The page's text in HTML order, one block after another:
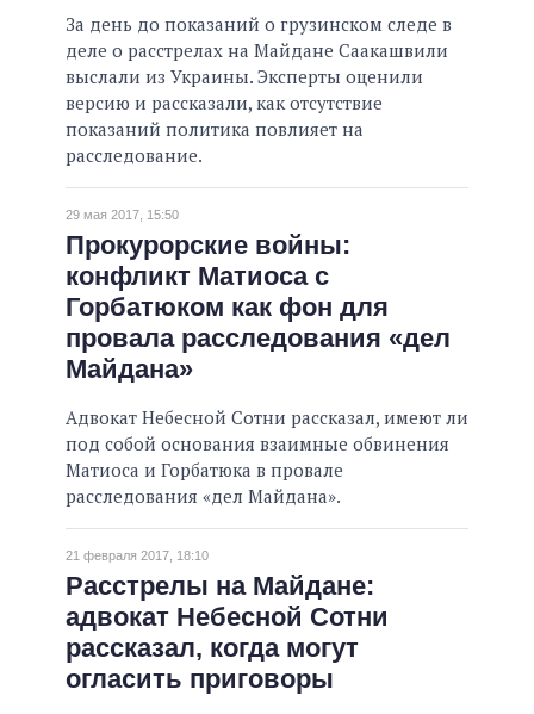
За день до показаний о грузинском следе в
деле о расстрелах на Майдане Саакашвили
выслали из Украины. Эксперты оценили
версию и рассказали, как отсутствие
показаний политика повлияет на
расследование.
29 мая 2017, 15:50
Прокурорские войны:
конфликт Матиоса с
Горбатюком как фон для
провала расследования «дел
Майдана»
Адвокат Небесной Сотни рассказал, имеют ли
под собой основания взаимные обвинения
Матиоса и Горбатюка в провале
расследования «дел Майдана».
21 февраля 2017, 18:10
Расстрелы на Майдане:
адвокат Небесной Сотни
рассказал, когда могут
огласить приговоры